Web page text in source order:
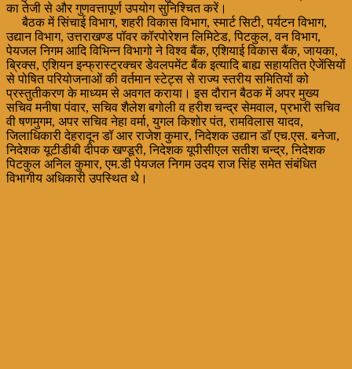
का तेजी से और गुणवत्तापूर्ण उपयोग सुनिश्चित करें।
बैठक में सिंचाई विभाग, शहरी विकास विभाग, स्मार्ट सिटी, पर्यटन विभाग,
उद्यान विभाग, उत्तराखण्ड पॉवर कॉरपोरेशन लिमिटेड, पिटकुल, वन विभाग,
पेयजल निगम आदि विभिन्न विभागो ने विश्व बैंक, एशियाई विकास बैंक, जायका,
ब्रिक्स, एशियन इन्फ्रास्ट्रक्चर डेवलपमेंट बैंक इत्यादि बाह्य सहायतित ऐजेंसियों
से पोषित परियोजनाओं की वर्तमान स्टेट्स से राज्य स्तरीय समितियों को
प्रस्तुतीकरण के माध्यम से अवगत कराया। इस दौरान बैठक में अपर मुख्य
सचिव मनीषा पंवार, सचिव शैलेश बगोली व हरीश चन्द्र सेमवाल, प्रभारी सचिव
वी षणमुगम, अपर सचिव नेहा वर्मा, युगल किशोर पंत, रामविलास यादव,
जिलाधिकारी देहरादून डॉ आर राजेश कुमार, निदेशक उद्यान डॉ एच.एस. बनेजा,
निदेशक यूटीडीबी दीपक खण्डूरी, निदेशक यूपीसीएल सतीश चन्द्र, निदेशक
पिटकुल अनिल कुमार, एम.डी पेयजल निगम उदय राज सिंह समेत संबंधित
विभागीय अधिकारी उपस्थित थे।